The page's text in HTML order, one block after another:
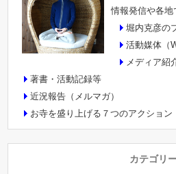
情報発信や各地
堀内克彦の
活動媒体（
メディア紹
著書・活動記録等
近況報告（メルマガ）
お寺を盛り上げる７つのアクション
カテゴリ